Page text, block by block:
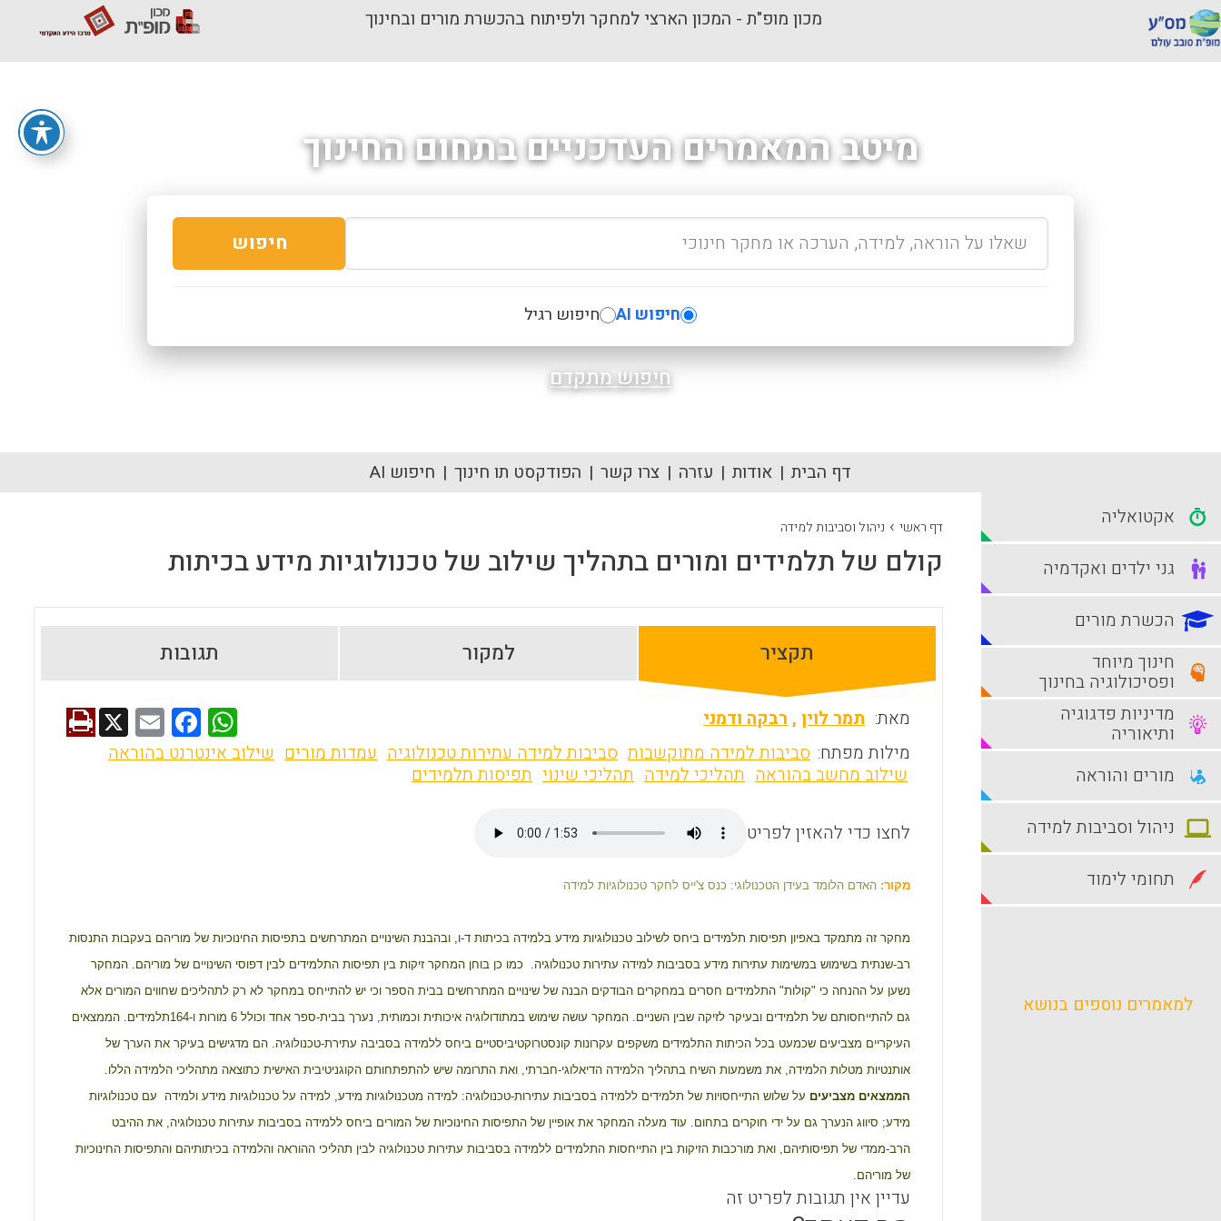
מכון מופ"ת - המכון הארצי למחקר ולפיתוח בהכשרת מורים ובחינוך
מיטב המאמרים העדכניים בתחום החינוך
חיפוש
חיפוש AI חיפוש רגיל
חיפוש מתקדם
דף הבית אודות עזרה צרו קשר הפודקסט תו חינוך חיפוש AI
דף ראשי › ניהול וסביבות למידה
קולם של תלמידים ומורים בתהליך שילוב של טכנולוגיות מידע בכיתות
תקציר למקור תגובות
מאת: תמר לוין ,רבקה ודמני W
h
F
a
E
m
X
מילות מפתח: סביבות למידה מתוקשבות סביבות למידה עתירות טכנולוגיה עמדות מורים שילוב אינטרנט בהוראה
שילוב מחשב בהוראה תהליכי למידה תהליכי שינוי תפיסות תלמידים
לחצו כדי להאזין לפריט
מקור: האדם הלומד בעידן הטכנולוגי: כנס צ'ייס לחקר טכנולוגיות למידה
מחקר זה מתמקד באפיון תפיסות תלמידים ביחס לשילוב טכנולוגיות מידע בלמידה בכיתות ד-ו, ובהבנת השינויים המתרחשים בתפיסות החינוכיות של מוריהם בעקבות התנסות
רב-שנתית בשימוש במשימות עתירות מידע בסביבות למידה עתירות טכנולוגיה. כמו כן בוחן המחקר זיקות בין תפיסות התלמידים לבין דפוסי השינויים של מוריהם. המחקר
נשען על ההנחה כי "קולות" התלמידים חסרים במחקרים הבודקים הבנה של שינויים המתרחשים בבית הספר וכי יש להתייחס במחקר לא רק לתהליכים שחווים המורים אלא
גם להתייחסותם של תלמידים ובעיקר לזיקה שבין השניים. המחקר עושה שימוש במתודולוגיה איכותית וכמותית, נערך בבית-ספר אחד וכולל 6 מורות ו-164תלמידים. הממצאים
העיקריים מצביעים שכמעט בכל הכיתות התלמידים משקפים עקרונות קונסטרוקטיביסטיים ביחס ללמידה בסביבה עתירת-טכנולוגיה. הם מדגישים בעיקר את הערך של
אותנטיות מטלות הלמידה, את משמעות השיח בתהליך הלמידה הדיאלוגי-חברתי, ואת התרומה שיש להתפתחותם הקוגניטיבית האישית כתוצאה מתהליכי הלמידה הללו.
הממצאים מצביעים על שלוש התייחסויות של תלמידים ללמידה בסביבות עתירות-טכנולוגיה: למידה מטכנולוגיות מידע, למידה על טכנולוגיות מידע ולמידה עם טכנולוגיות
מידע; סיווג הנערך גם על ידי חוקרים בתחום. עוד מעלה המחקר את אופיין של התפיסות החינוכיות של המורים ביחס ללמידה בסביבות עתירות טכנולוגיה, את ההיבט
הרב-ממדי של תפיסותיהם, ואת מורכבות הזיקות בין התייחסות התלמידים ללמידה בסביבות עתירות טכנולוגיה לבין תהליכי ההוראה והלמידה בכיתותיהם והתפיסות החינוכיות
של מוריהם.
עדיין אין תגובות לפריט זה
אקטואליה
גני ילדים ואקדמיה
הכשרת מורים
חינוך מיוחד
ופסיכולוגיה בחינוך
מדיניות פדגוגיה
ותיאוריה
מורים והוראה
ניהול וסביבות למידה
תחומי לימוד
למאמרים נוספים בנושא